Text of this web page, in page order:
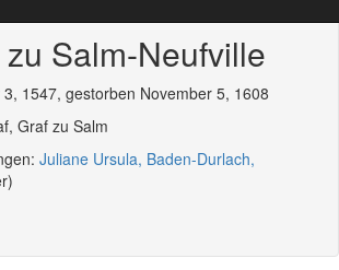
Salm-Neufville
1547, gestorben November 5, 1608
Graf zu Salm
Juliane Ursula, Baden-Durlach,